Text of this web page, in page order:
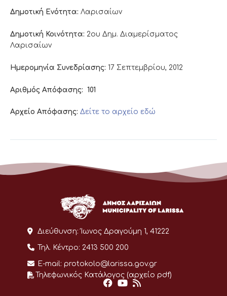
Δημοτική Ενότητα: Λαρισαίων
Δημοτική Κοινότητα: 2ου Δημ. Διαμερίσματος
Λαρισαίων
Ημερομηνία Συνεδρίασης: 17 Σεπτεμβρίου, 2012
Αριθμός Απόφασης: 101
Αρχείο Απόφασης: Δείτε το αρχείο εδώ
Διεύθυνση: Ίωνος Δραγούμη 1, 41222
Τηλ. Κέντρο: 2413 500 200
E-mail: protokolo@larissa.gov.gr
Τηλεφωνικός Κατάλογος (αρχείο pdf)